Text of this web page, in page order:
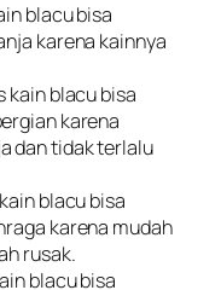
blacu bisa
karena kainnya
kain blacu bisa
karena
dan tidak terlalu
blacu bisa
karena mudah
rusak.
blacu bisa